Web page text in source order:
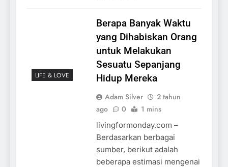
LIFE & LOVE
Berapa Banyak Waktu
yang Dihabiskan Orang
untuk Melakukan
Sesuatu Sepanjang
Hidup Mereka
Adam Silver
2 tahun
ago
0 1 mins
livingformonday.com –
Berdasarkan berbagai
sumber, berikut adalah
beberapa estimasi mengenai